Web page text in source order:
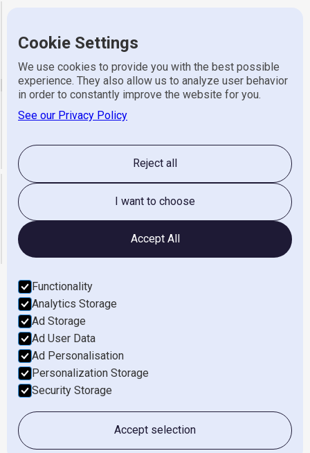
Cookie Settings
We use cookies to provide you with the best possible
experience. They also allow us to analyze user behavior
in order to constantly improve the website for you.
See our Privacy Policy
Reject all
I want to choose
Accept All
Functionality
Analytics Storage
Ad Storage
Ad User Data
Ad Personalisation
Personalization Storage
Security Storage
Accept selection
Adres
email
Algemeen
Openingstijden
Werken Bij
Privacyverklaring
Terms of Service
Cookies Settings